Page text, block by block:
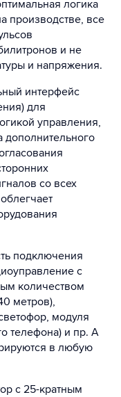
логика
производстве, все
и не
и напряжения.
интерфейс
для
управления,
дополнительного
со всех
подключения
с
количеством
метров),
модуля
телефона) и пр. А
в любую
с 25-кратным